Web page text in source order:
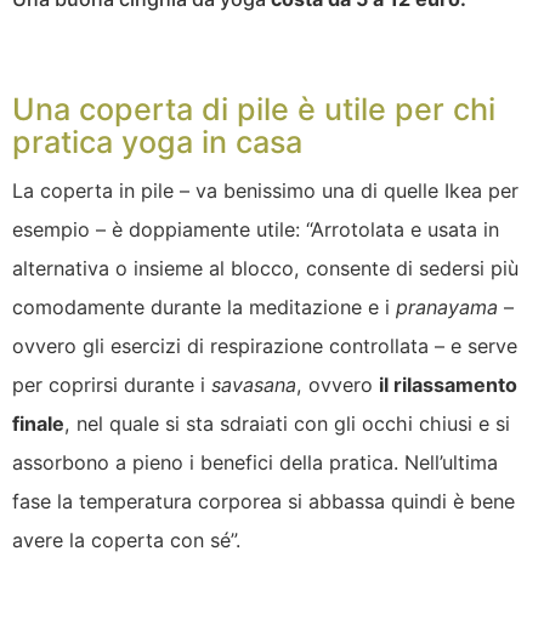
Una coperta di pile è utile per chi
pratica yoga in casa
La coperta in pile – va benissimo una di quelle Ikea per
esempio – è doppiamente utile: “Arrotolata e usata in
alternativa o insieme al blocco, consente di sedersi più
comodamente durante la meditazione e i pranayama –
ovvero gli esercizi di respirazione controllata – e serve
per coprirsi durante i savasana, ovvero il rilassamento
finale, nel quale si sta sdraiati con gli occhi chiusi e si
assorbono a pieno i benefici della pratica. Nell’ultima
fase la temperatura corporea si abbassa quindi è bene
avere la coperta con sé”.